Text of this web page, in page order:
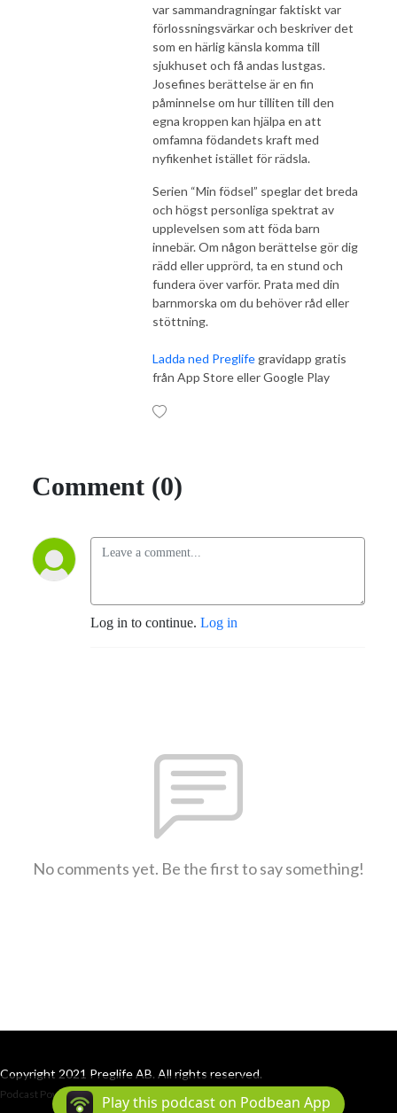
var sammandragningar faktiskt var
förlossningsvärkar och beskriver det
som en härlig känsla komma till
sjukhuset och få andas lustgas.
Josefines berättelse är en fin
påminnelse om hur tilliten till den
egna kroppen kan hjälpa en att
omfamna födandets kraft med
nyfikenhet istället för rädsla.
Serien “Min födsel” speglar det breda
och högst personliga spektrat av
upplevelsen som att föda barn
innebär. Om någon berättelse gör dig
rädd eller upprörd, ta en stund och
fundera över varför. Prata med din
barnmorska om du behöver råd eller
stöttning.
Ladda ned Preglife gravidapp gratis
från App Store eller Google Play
Comment (0)
Log in to continue. Log in
No comments yet. Be the first to say something!
Copyright 2021 Preglife AB. All rights reserved.
Podcast Powered By Podbean
Play this podcast on Podbean App